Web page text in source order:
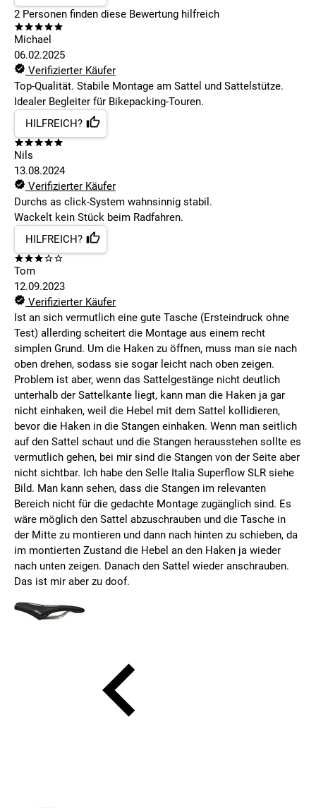
2 Personen finden diese Bewertung hilfreich
Michael
06.02.2025
Verifizierter Käufer
Top-Qualität. Stabile Montage am Sattel und Sattelstütze.
Idealer Begleiter für Bikepacking-Touren.
HILFREICH?
Nils
13.08.2024
Verifizierter Käufer
Durchs as click-System wahnsinnig stabil.
Wackelt kein Stück beim Radfahren.
HILFREICH?
Tom
12.09.2023
Verifizierter Käufer
Ist an sich vermutlich eine gute Tasche (Ersteindruck ohne
Test) allerding scheitert die Montage aus einem recht
simplen Grund. Um die Haken zu öffnen, muss man sie nach
oben drehen, sodass sie sogar leicht nach oben zeigen.
Problem ist aber, wenn das Sattelgestänge nicht deutlich
unterhalb der Sattelkante liegt, kann man die Haken ja gar
nicht einhaken, weil die Hebel mit dem Sattel kollidieren,
bevor die Haken in die Stangen einhaken. Wenn man seitlich
auf den Sattel schaut und die Stangen herausstehen sollte es
vermutlich gehen, bei mir sind die Stangen von der Seite aber
nicht sichtbar. Ich habe den Selle Italia Superflow SLR siehe
Bild. Man kann sehen, dass die Stangen im relevanten
Bereich nicht für die gedachte Montage zugänglich sind. Es
wäre möglich den Sattel abzuschrauben und die Tasche in
der Mitte zu montieren und dann nach hinten zu schieben, da
im montierten Zustand die Hebel an den Haken ja wieder
nach unten zeigen. Danach den Sattel wieder anschrauben.
Das ist mir aber zu doof.